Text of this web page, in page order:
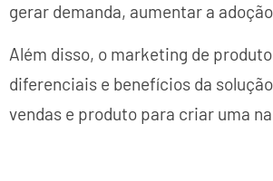
gerar demanda, aumentar a
Além disso, o marketing de
diferenciais e benefícios da
vendas e produto para criar uma